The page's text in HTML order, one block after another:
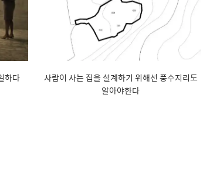
하다
사람이 사는 집을 설계하기 위해선 풍수지리도
알아야한다